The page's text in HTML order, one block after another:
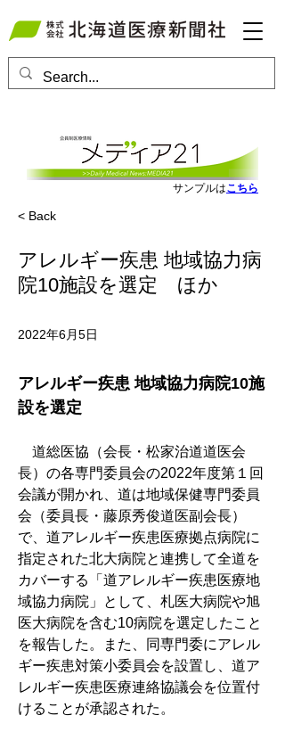
サンプルはこちら
< Back
アレルギー疾患 地域協力病
院10施設を選定 ほか
2022年6月5日
アレルギー疾患 地域協力病院10施
設を選定
道総医協（会長・松家治道道医会
長）の各専門委員会の2022年度第１回
会議が開かれ、道は地域保健専門委員
会（委員長・藤原秀俊道医副会長）
で、道アレルギー疾患医療拠点病院に
指定された北大病院と連携して全道を
カバーする「道アレルギー疾患医療地
域協力病院」として、札医大病院や旭
医大病院を含む10病院を選定したこと
を報告した。また、同専門委にアレル
ギー疾患対策小委員会を設置し、道ア
レルギー疾患医療連絡協議会を位置付
けることが承認された。